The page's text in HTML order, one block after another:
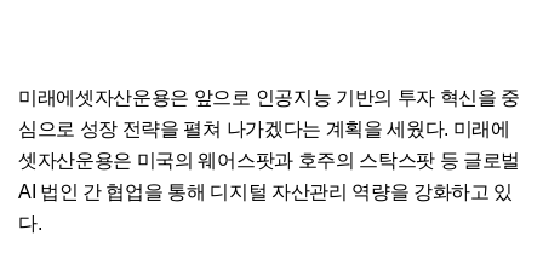
미래에셋자산운용은 앞으로 인공지능 기반의 투자 혁신을 중
심으로 성장 전략을 펼쳐 나가겠다는 계획을 세웠다. 미래에
셋자산운용은 미국의 웨어스팟과 호주의 스탁스팟 등 글로벌
AI 법인 간 협업을 통해 디지털 자산관리 역량을 강화하고 있
다.